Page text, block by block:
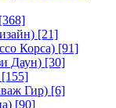
[368]
[21]
Корса) [91]
Даун) [30]
[155]
Гир) [6]
[90]